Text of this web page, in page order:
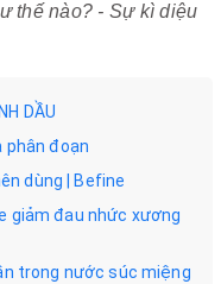
thế nào? - Sự kì diệu
DẦU
phân đoạn
dùng | Befine
giảm đau nhức xương
trong nước súc miệng